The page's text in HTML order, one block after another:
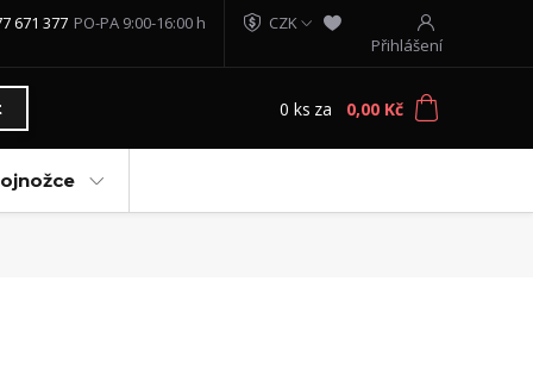
CZK
Přihlášení
671 377 PO-PA 9:00-16:00 h
0 ks za 0,00 Kč